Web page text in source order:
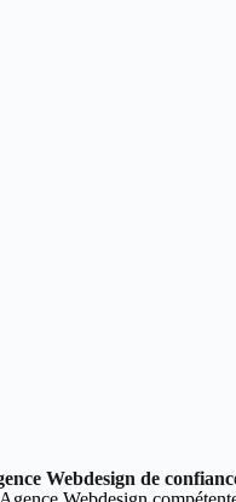
Webdesign de